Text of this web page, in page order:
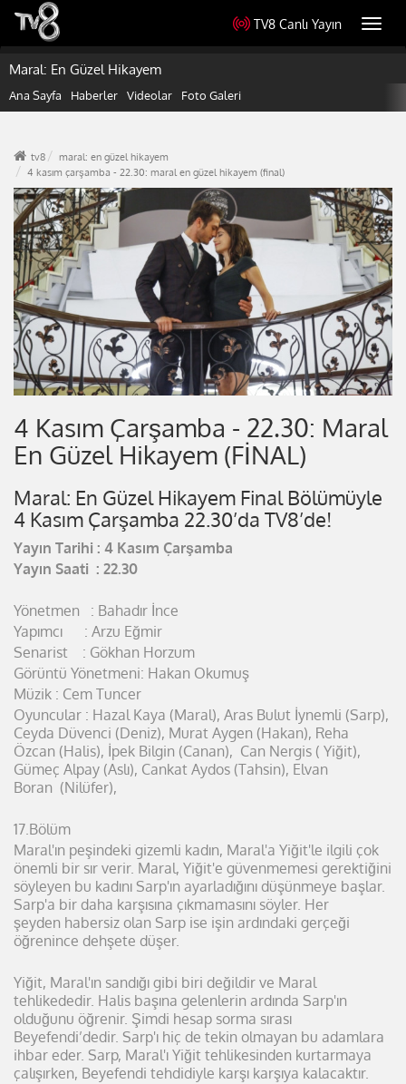
TV8 Canlı Yayın
Maral: En Güzel Hikayem
Ana Sayfa Haberler Videolar Foto Galeri
tv8
maral: en güzel hikayem
4 kasım çarşamba - 22.30: maral en güzel hikayem (final)
4 Kasım Çarşamba - 22.30: Maral
En Güzel Hikayem (FİNAL)
Maral: En Güzel Hikayem Final Bölümüyle
4 Kasım Çarşamba 22.30’da TV8’de!
Yayın Tarihi : 4 Kasım Çarşamba
Yayın Saati : 22.30
Yönetmen : Bahadır İnce
Yapımcı : Arzu Eğmir
Senarist : Gökhan Horzum
Görüntü Yönetmeni: Hakan Okumuş
Müzik : Cem Tuncer
Oyuncular : Hazal Kaya (Maral), Aras Bulut İynemli (Sarp),
Ceyda Düvenci (Deniz), Murat Aygen (Hakan), Reha
Özcan (Halis), İpek Bilgin (Canan), Can Nergis ( Yiğit),
Gümeç Alpay (Aslı), Cankat Aydos (Tahsin), Elvan
Boran (Nilüfer),
17.Bölüm
Maral'ın peşindeki gizemli kadın, Maral'a Yiğit'le ilgili çok
önemli bir sır verir. Maral, Yiğit'e güvenmemesi gerektiğini
söyleyen bu kadını Sarp'ın ayarladığını düşünmeye başlar.
Sarp'a bir daha karşısına çıkmamasını söyler. Her
şeyden habersiz olan Sarp ise işin ardındaki gerçeği
öğrenince dehşete düşer.
Yiğit, Maral'ın sandığı gibi biri değildir ve Maral
tehlikededir. Halis başına gelenlerin ardında Sarp'ın
olduğunu öğrenir. Şimdi hesap sorma sırası
Beyefendi’dedir. Sarp'ı hiç de tekin olmayan bu adamlara
ihbar eder. Sarp, Maral'ı Yiğit tehlikesinden kurtarmaya
çalışırken, Beyefendi tehdidiyle karşı karşıya kalacaktır.